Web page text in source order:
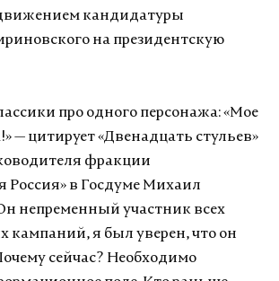
кандидатуры
на президентскую
про одного персонажа: «Мое
— цитирует «Двенадцать стульев»
фракции
Россия» в Госдуме Михаил
непременный участник всех
кампаний, я был уверен, что он
сейчас? Необходимо